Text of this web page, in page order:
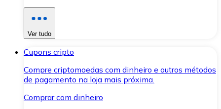
Ver tudo
Cupons cripto
Compre criptomoedas com dinheiro e outros métodos
de pagamento na loja mais próxima.
Comprar com dinheiro